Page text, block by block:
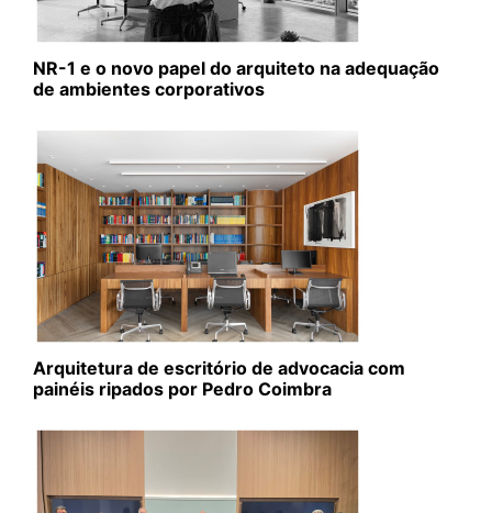
NR-1 e o novo papel do arquiteto na adequação
de ambientes corporativos
Arquitetura de escritório de advocacia com
painéis ripados por Pedro Coimbra